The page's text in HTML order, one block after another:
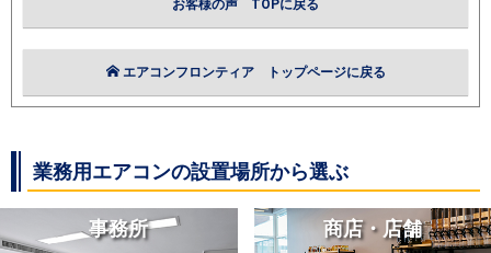
お客様の声 TOPに戻る
エアコンフロンティア トップページに戻る
業務用エアコンの設置場所から選ぶ
事務所 商店・店舗